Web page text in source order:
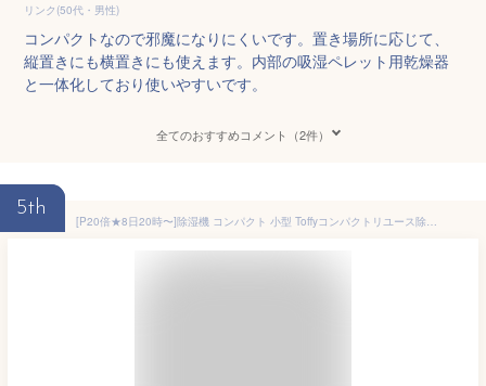
リンク(50代・男性)
コンパクトなので邪魔になりにくいです。置き場所に応じて、
縦置きにも横置きにも使えます。内部の吸湿ペレット用乾燥器
と一体化しており使いやすいです。
全てのおすすめコメント（2件）
5th
[P20倍★8日20時〜]除湿機 コンパクト 小型 Toffyコンパクトリユース除湿器 HW-DH1-AW 繰り返し使える除湿器 エコ コンパクト除湿器 コードレス レトロカラー デザイン家電 レトロ おしゃれ Toffy ラドンナ アッシュホワイト ペールアクア [2606SS]